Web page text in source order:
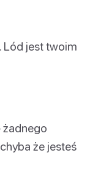
Lód jest twoim
żadnego
że jesteś